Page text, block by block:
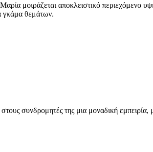
μοιράζεται αποκλειστικό περιεχόμενο
γκάμα θεμάτων.
συνδρομητές της μια μοναδική